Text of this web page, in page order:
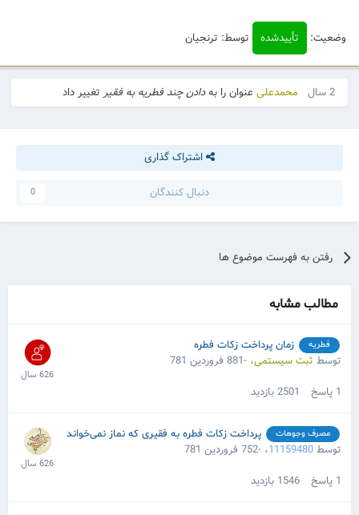
وضعیت: تأییدشده توسط: ترنجیان
2 سال محمدعلیعنوان را بهدادن چند فطریه به فقیرتغییر داد
اشتراک گذاری
دنبال کنندگان 0
رفتن به فهرست موضوع ها
مطالب مشابه
فطریه زمان پرداخت زکات فطره
توسط ثبت سیستمی،
1 پاسخ 2501 بازدید
مصرف وجوهات پرداخت زکات فطره به فقیری که نماز نمی‌خواند
توسط11159480،
1 پاسخ 1546 بازدید